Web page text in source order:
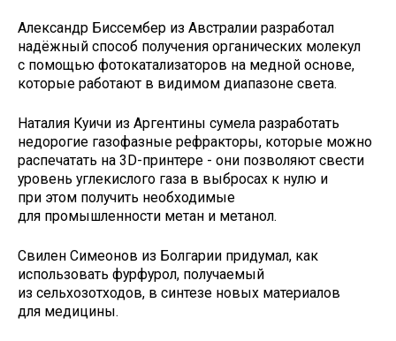
Александр Биссембер из Австралии разработал
надёжный способ получения органических молекул
с помощью фотокатализаторов на медной основе,
которые работают в видимом диапазоне света.
Наталия Куичи из Аргентины сумела разработать
недорогие газофазные рефракторы, которые можно
распечатать на 3D-принтере - они позволяют свести
уровень углекислого газа в выбросах к нулю и
при этом получить необходимые
для промышленности метан и метанол.
Свилен Симеонов из Болгарии придумал, как
использовать фурфурол, получаемый
из сельхозотходов, в синтезе новых материалов
для медицины.